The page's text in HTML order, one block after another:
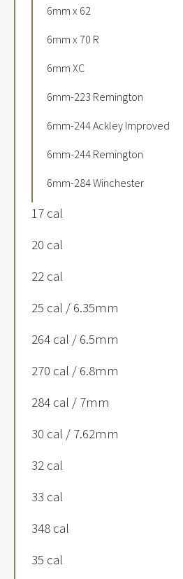
6mm x 62
6mm x 70 R
6mm XC
6mm-223 Remington
6mm-244 Ackley Improved
6mm-244 Remington
6mm-284 Winchester
17 cal
20 cal
22 cal
25 cal / 6.35mm
264 cal / 6.5mm
270 cal / 6.8mm
284 cal / 7mm
30 cal / 7.62mm
32 cal
33 cal
348 cal
35 cal